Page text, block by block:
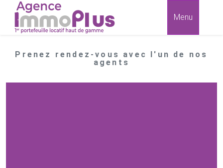
Menu
Prenez rendez-vous avec l'un de nos
agents